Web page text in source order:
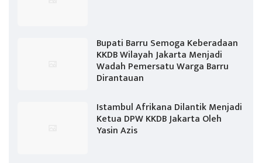
Bupati Barru Semoga Keberadaan
KKDB Wilayah Jakarta Menjadi
Wadah Pemersatu Warga Barru
Dirantauan
Istambul Afrikana Dilantik Menjadi
Ketua DPW KKDB Jakarta Oleh
Yasin Azis